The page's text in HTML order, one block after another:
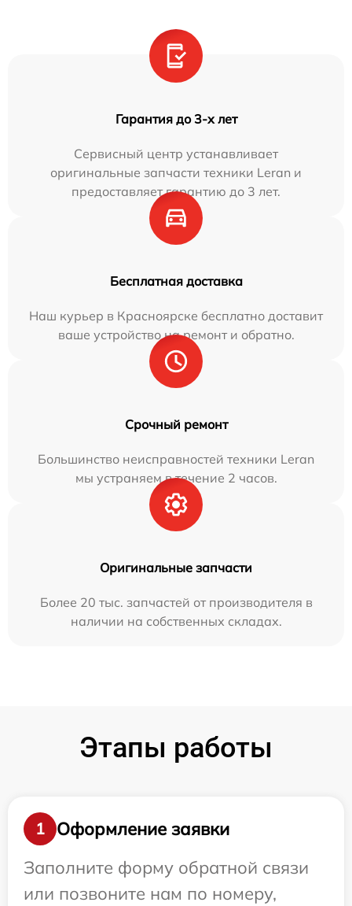
Гарантия до 3-х лет
Сервисный центр устанавливает
оригинальные запчасти техники Leran и
предоставляет гарантию до 3 лет.
Бесплатная доставка
Наш курьер в Красноярске бесплатно доставит
ваше устройство на ремонт и обратно.
Срочный ремонт
Большинство неисправностей техники Leran
мы устраняем в течение 2 часов.
Оригинальные запчасти
Более 20 тыс. запчастей от производителя в
наличии на собственных складах.
Этапы работы
1
Оформление заявки
Заполните форму обратной связи
или позвоните нам по номеру,